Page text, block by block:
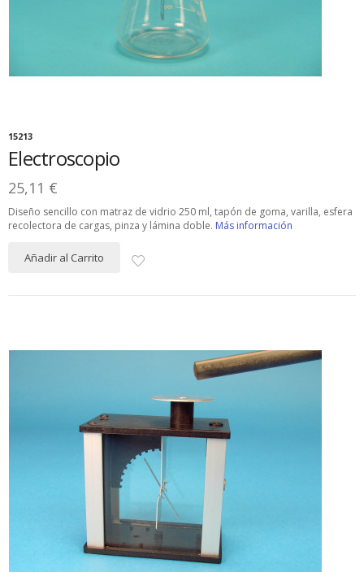
15213
Electroscopio
25,11 €
Diseño sencillo con matraz de vidrio 250 ml, tapón de goma, varilla, esfera
recolectora de cargas, pinza y lámina doble. Más información
Añadir al Carrito